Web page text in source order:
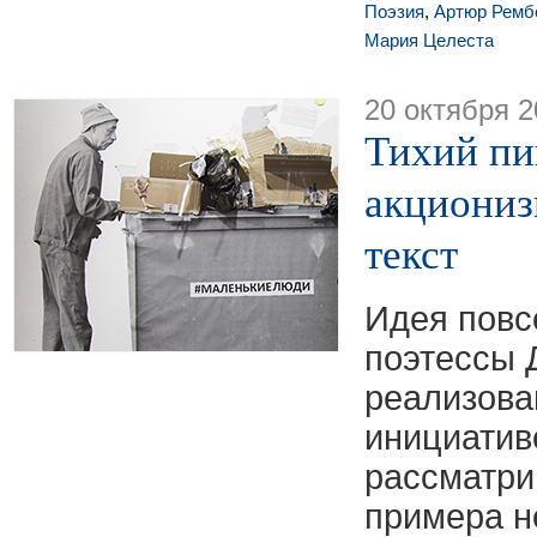
Поэзия, Артюр
Мария Целеста
20 октября
Тихий
текст
Идея
поэтессы
примера